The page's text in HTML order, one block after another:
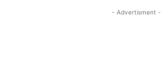
- Advertisment -